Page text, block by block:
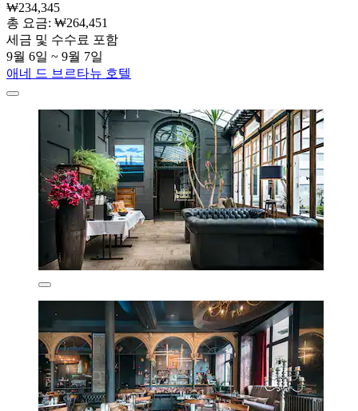
₩234,345
총 요금: ₩264,451
세금 및 수수료 포함
9월 6일 ~ 9월 7일
애네 드 브르타뉴 호텔